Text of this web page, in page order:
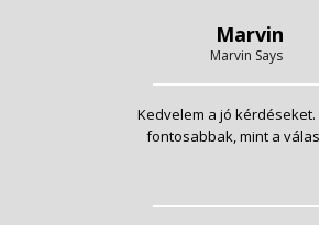
Marvin
Marvin Says
Kedvelem a jó kérdéseket.
fontosabbak, mint a